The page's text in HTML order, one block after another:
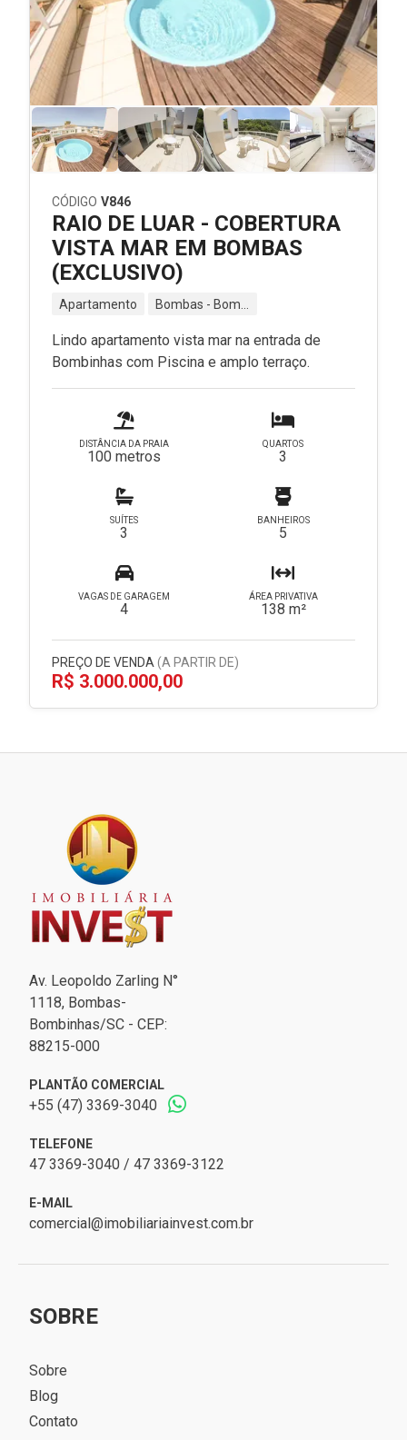
CÓDIGO V846
RAIO DE LUAR - COBERTURA
VISTA MAR EM BOMBAS
(EXCLUSIVO)
Apartamento
Lindo apartamento vista mar na entrada de
Bombinhas com Piscina e amplo terraço.
DISTÂNCIA DA PRAIA
100 metros
QUARTOS
3
SUÍTES
3
BANHEIROS
5
VAGAS DE GARAGEM
4
ÁREA PRIVATIVA
138 m²
PREÇO DE VENDA (A PARTIR DE)
R$ 3.000.000,00
Av. Leopoldo Zarling N°
1118, Bombas-
Bombinhas/SC - CEP:
88215-000
PLANTÃO COMERCIAL
+55 (47) 3369-3040
TELEFONE
47 3369-3040 / 47 3369-3122
E-MAIL
comercial@imobiliariainvest.com.br
SOBRE
Sobre
Blog
Contato